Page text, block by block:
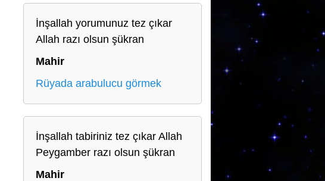
İnşallah yorumunuz tez çıkar
Allah razı olsun şükran
Mahir
Rüyada arabulucu görmek
İnşallah tabiriniz tez çıkar Allah
Peygamber razı olsun şükran
Mahir